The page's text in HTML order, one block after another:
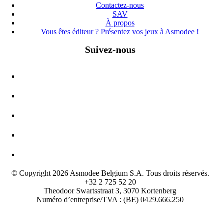
Contactez-nous
SAV
À propos
Vous êtes éditeur ? Présentez vos jeux à Asmodee !
Suivez-nous
© Copyright 2026 Asmodee Belgium S.A. Tous droits réservés.
+32 2 725 52 20
Theodoor Swartsstraat 3, 3070 Kortenberg
Numéro d’entreprise/TVA : (BE) 0429.666.250